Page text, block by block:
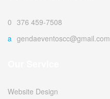
0376 459-7508
agendaeventoscc@gmail.com
Website Design